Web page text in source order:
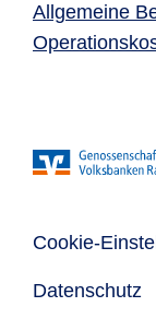
Allgemeine
Cookie-
Datenschutz